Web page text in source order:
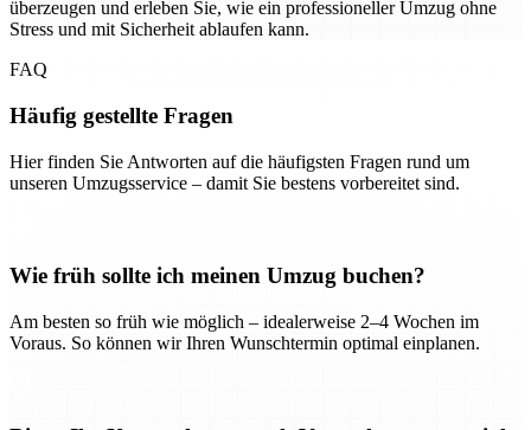
überzeugen und erleben Sie, wie ein professioneller Umzug ohne
Stress und mit Sicherheit ablaufen kann.
FAQ
Häufig gestellte Fragen
Hier finden Sie Antworten auf die häufigsten Fragen rund um
unseren Umzugsservice – damit Sie bestens vorbereitet sind.
Wie früh sollte ich meinen Umzug buchen?
Am besten so früh wie möglich – idealerweise 2–4 Wochen im
Voraus. So können wir Ihren Wunschtermin optimal einplanen.